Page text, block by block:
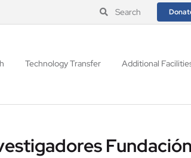
Search
Technology Transfer Additional